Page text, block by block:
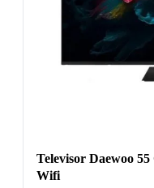
Televisor Daewoo
Wifi